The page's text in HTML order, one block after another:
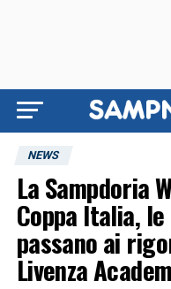
NEWS
La Sampdoria
Coppa Italia,
passano ai
Livenza